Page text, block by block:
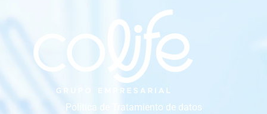
Política de Tratamiento de datos